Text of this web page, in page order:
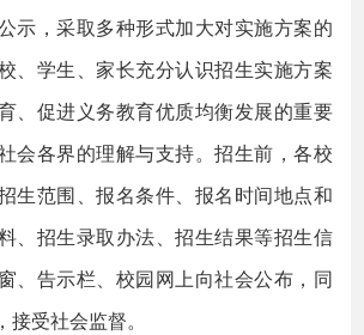
示，采取多种形式加大对实施方案的
、学生、家长充分认识招生实施方案
、促进义务教育优质均衡发展的重要
会各界的理解与支持。招生前，各校
生范围、报名条件、报名时间地点和
、招生录取办法、招生结果等招生信
、告示栏、校园网上向社会公布，同
受社会监督。